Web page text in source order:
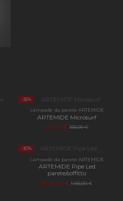
-35%
Lampade da parete ARTEMIDE
ARTEMIDE Microsurf
217,75 € 335,00 €
-30%
Lampade da parete ARTEMIDE
ARTEMIDE Pipe Led
parete/soffitto
808,50 € 1.155,00 €